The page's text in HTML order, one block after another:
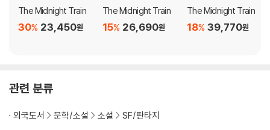
et, no guidebook and no plan.
ed. But to dive into this impossible truth, Grace must first com
e to terms with her past.
Filled with wonder and wild adventure, this is a story of hope a
The Midnight Train
23,450원
30%
The Midnight Train
26,690원
15%
The Midnight Train
39,770원
18%
관련 분류
외국도서 문학/소설 소설 SF/판타지